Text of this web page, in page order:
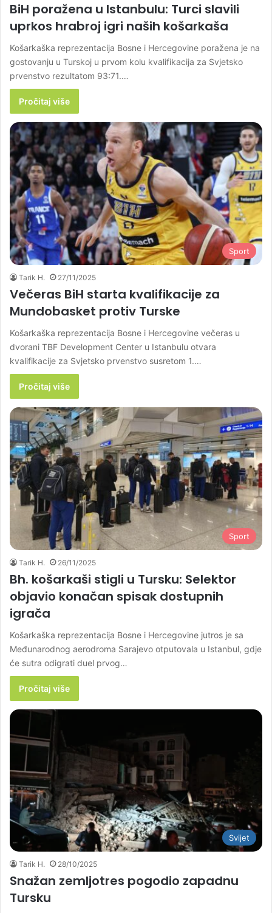
BiH poražena u Istanbulu: Turci slavili
uprkos hrabroj igri naših košarkaša
Košarkaška reprezentacija Bosne i Hercegovine poražena je na
gostovanju u Turskoj u prvom kolu kvalifikacija za Svjetsko
prvenstvo rezultatom 93:71.…
Pročitaj više
Sport
Tarik H. 27/11/2025
Večeras BiH starta kvalifikacije za
Mundobasket protiv Turske
Košarkaška reprezentacija Bosne i Hercegovine večeras u
dvorani TBF Development Center u Istanbulu otvara
kvalifikacije za Svjetsko prvenstvo susretom 1.…
Pročitaj više
Sport
Tarik H. 26/11/2025
Bh. košarkaši stigli u Tursku: Selektor
objavio konačan spisak dostupnih
igrača
Košarkaška reprezentacija Bosne i Hercegovine jutros je sa
Međunarodnog aerodroma Sarajevo otputovala u Istanbul, gdje
će sutra odigrati duel prvog…
Pročitaj više
Svijet
Tarik H. 28/10/2025
Snažan zemljotres pogodio zapadnu
Tursku